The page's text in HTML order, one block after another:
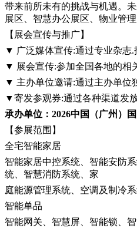
带来前所未有的挑战与机遇。
展区、智慧办公展区、物业管
【展会宣传与推广】
▼ 广泛媒体宣传:通过专业杂志
▼ 展会宣传:参加全国各地的相
▼ 主办单位邀请:通过主办单位
▼寄发参观券:通过各种渠道发
承办单位： 2026中国（广州）
【参展范围】
全宅智能家居
智能家居中控系统、智能安防
统、智慧消防系统、家
庭能源管理系统、空调及制冷
智能单品
智能网关、智慧屏、智能锁、